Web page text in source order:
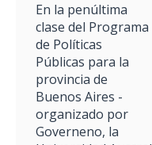
En la penúltima
clase del Programa
de Políticas
Públicas para la
provincia de
Buenos Aires -
organizado por
Governeno, la